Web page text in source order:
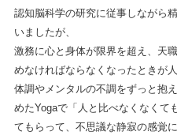
認知脳科学の研究に従事しながら
いましたが、
激務に心と身体が限界を超え、天
めなければならなくなったときが
体調やメンタルの不調をずっと抱
めたYogaで「人と比べなくなくて
てもらって、不思議な静寂の感覚